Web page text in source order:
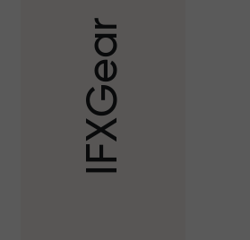
I
F
X
G
e
a
r